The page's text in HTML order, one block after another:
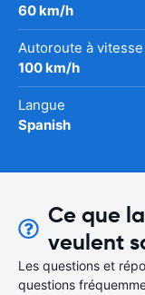
60 km/h
Autoroute à
100 km/h
Langue
Spanish
Ce que
veulent
Les questions et
questions